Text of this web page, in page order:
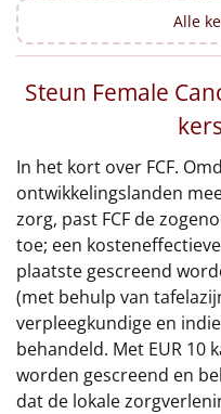
€50 tot €55
€100 en hoger
Alle kerstpakketten
Thema
Origineel
Rituals
Alle
Steun Female
In het kort over FCF.
ontwikkelingslanden
zorg, past FCF de
toe; een
plaatste gescreend
(met behulp van
verpleegkundige en
behandeld. Met EUR 10
worden gescreend en
dat de lokale